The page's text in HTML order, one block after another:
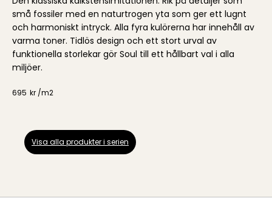
små fossiler med en naturtrogen yta som ger ett lugnt
och harmoniskt intryck. Alla fyra kulörerna har innehåll av
varma toner. Tidlös design och ett stort urval av
funktionella storlekar gör Soul till ett hållbart val i alla
miljöer.
695 kr /m2
Visa alla produkter i serien